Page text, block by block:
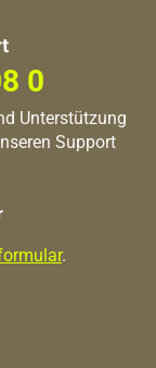
0
Unterstützung
Support
.